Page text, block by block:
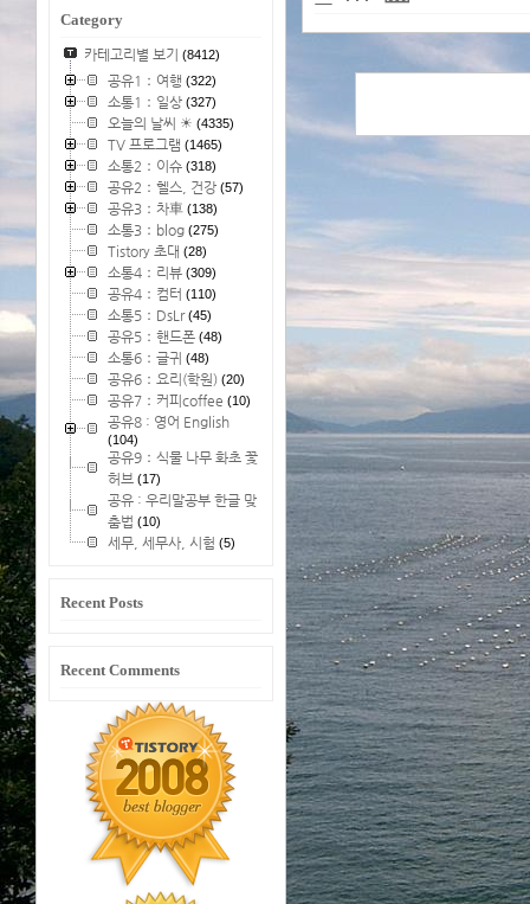
Category
카테고리별 보기 (8412)
공유1：여행 (322)
소통1：일상 (327)
오늘의 날씨 ☀ (4335)
TV 프로그램 (1465)
소통2：이슈 (318)
공유2：헬스, 건강 (57)
공유3：차車 (138)
소통3：blog (275)
Tistory 초대 (28)
소통4：리뷰 (309)
공유4：컴터 (110)
소통5：DsLr(45)
공유5：핸드폰 (48)
소통6：글귀 (48)
공유6：요리(학원) (20)
공유7：커피coffee (10)
공유8 : 영어 English
(104)
공유9：식물 나무 화초 꽃
허브 (17)
공유 : 우리말공부 한글 맞
춤법 (10)
세무, 세무사, 시험 (5)
Recent Posts
Recent Comments